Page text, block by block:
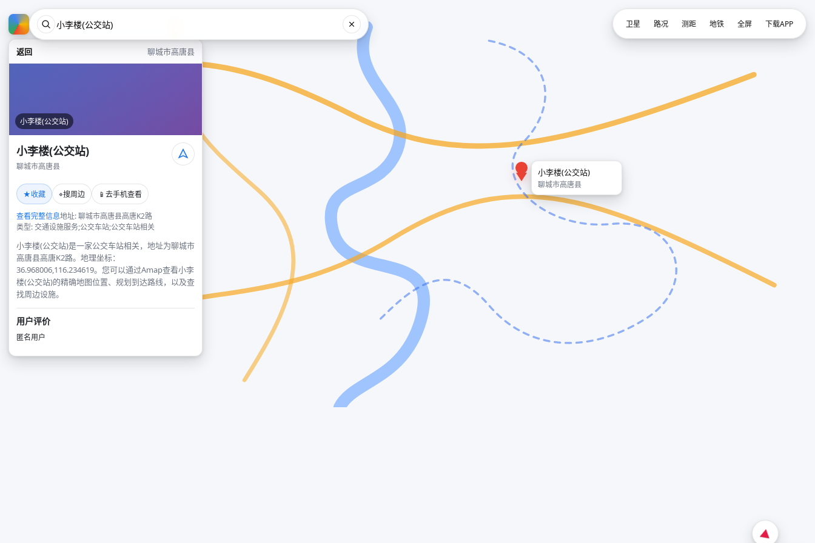
返回 聊城市高唐县
小李楼(公交站)
小李楼(公交站)
聊城市高唐县
★收藏 ⌖搜周边 📱 去手机查看
查看完整信息地址: 聊城市高唐县高唐K2路
类型: 交通设施服务;公交车站;公交车站相关
小李楼(公交站)是一家公交车站相关，地址为聊城市
高唐县高唐K2路。地理坐标：
36.968006,116.234619。您可以通过Amap查看小李
楼(公交站)的精确地图位置、规划到达路线，以及查
找周边设施。
用户评价
匿名用户
小李楼(公交站)
聊城市高唐县
卫星 路况 测距 地铁 全屏 下载APP